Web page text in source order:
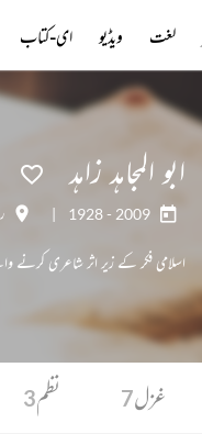
ابو المجاہد زاہد
1928 - 2009
|
اسلامی فکر کے زیر اثر شاعری کرنے
غزل7 نظم3
لغت ویڈیو ای-کتاب